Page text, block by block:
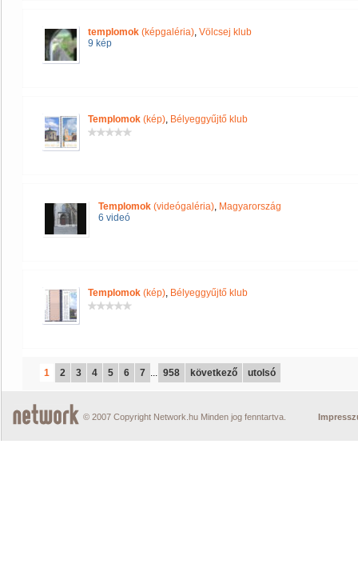
templomok (képgaléria), Völcsej klub
9 kép
Templomok (kép), Bélyeggyűjtő klub
Templomok (videógaléria), Magyarország
6 videó
Templomok (kép), Bélyeggyűjtő klub
1 2 3 4 5 6 7 ... 958 következő utolsó
© 2007 Copyright Network.hu Minden jog fenntartva.